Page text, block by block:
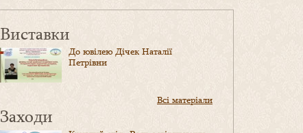
Виставки
До ювілею Дічек Наталії
Петрівни
Всі матеріали
Заходи